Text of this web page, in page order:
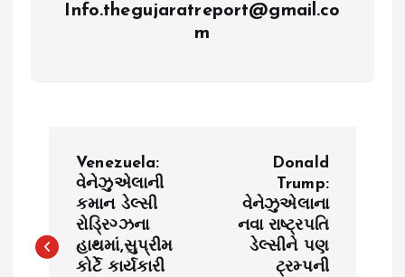
Info.thegujaratreport@gmail.co
m
s
Venezuela:
વેનેઝુએલાની
કમાન ડેલ્સી
રોડ્રિગ્ઝના
હાથમાં,સુપ્રીમ
કોર્ટે કાર્યકારી
Donald
Trump:
વેનેઝુએલાના
નવા રાષ્ટ્રપતિ
ડેલ્સીને પણ
ટ્રમ્પની